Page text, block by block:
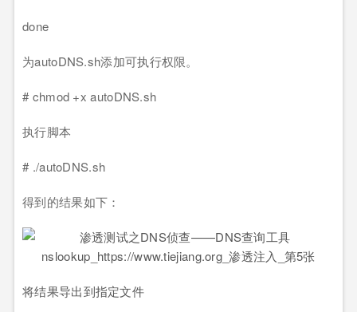
done
为autoDNS.sh添加可执行权限。
# chmod +x autoDNS.sh
执行脚本
# ./autoDNS.sh
得到的结果如下：
将结果导出到指定文件